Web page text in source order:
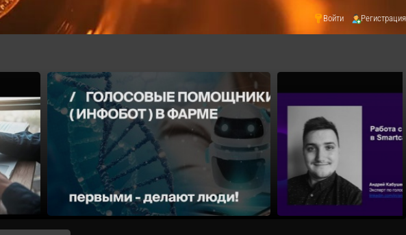
Войти Регистрация